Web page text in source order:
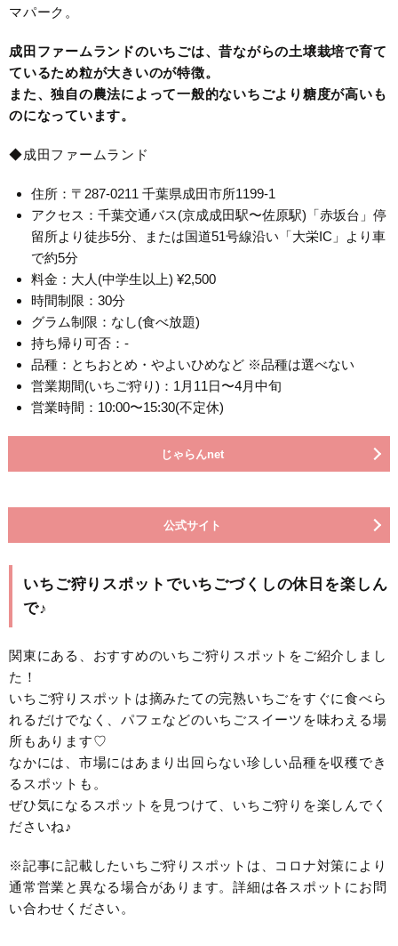
マパーク。
成田ファームランドのいちごは、昔ながらの土壌栽培で育て
ているため粒が大きいのが特徴。
また、独自の農法によって一般的ないちごより糖度が高いも
のになっています。
◆成田ファームランド
住所：〒287-0211 千葉県成田市所1199-1
アクセス：千葉交通バス(京成成田駅〜佐原駅)「赤坂台」停
留所より徒歩5分、または国道51号線沿い「大栄IC」より車
で約5分
料金：大人(中学生以上) ¥2,500
時間制限：30分
グラム制限：なし(食べ放題)
持ち帰り可否：-
品種：とちおとめ・やよいひめなど ※品種は選べない
営業期間(いちご狩り)：1月11日〜4月中旬
営業時間：10:00〜15:30(不定休)
じゃらんnet
公式サイト
いちご狩りスポットでいちごづくしの休日を楽しん
で♪
関東にある、おすすめのいちご狩りスポットをご紹介しまし
た！
いちご狩りスポットは摘みたての完熟いちごをすぐに食べら
れるだけでなく、パフェなどのいちごスイーツを味わえる場
所もあります♡
なかには、市場にはあまり出回らない珍しい品種を収穫でき
るスポットも。
ぜひ気になるスポットを見つけて、いちご狩りを楽しんでく
ださいね♪
※記事に記載したいちご狩りスポットは、コロナ対策により
通常営業と異なる場合があります。詳細は各スポットにお問
い合わせください。